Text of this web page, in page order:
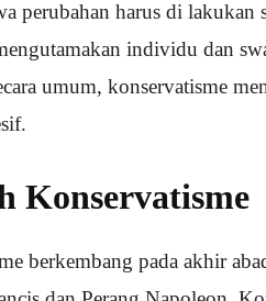
perubahan harus di
individu dan
umum, konservatisme
Konservatisme
berkembang pada akhir